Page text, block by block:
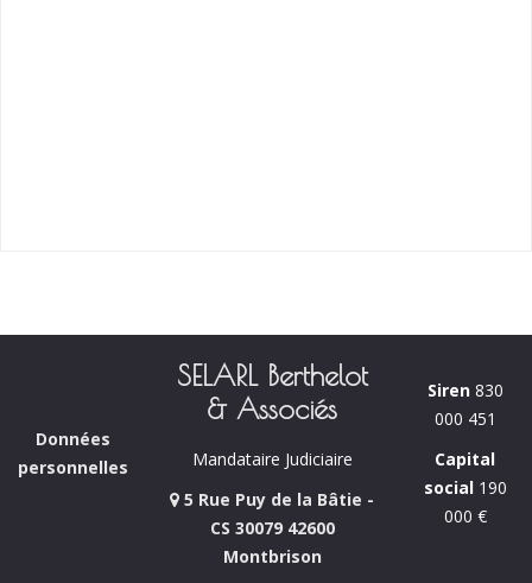
Données
personnelles
SELARL Berthelot
& Associés
Mandataire Judiciaire
5 Rue Puy de la Bâtie -
CS 30079 42600
Montbrison
Siren830
000 451
Capital
social190
000 €